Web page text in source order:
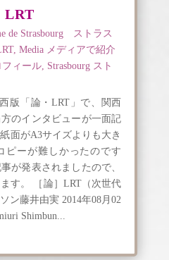
LRT
de Strasbourg ストラス
, Media メディアで紹介
ィール, Strasbourg スト
版「論・LRT」で、関西
のインタビューが一面記
面がA3サイズよりも大き
ピーが難しかったのです
が発表されましたので、
す。 ［論］LRT（次世代
藤井由実 2014年08月02
Shimbun...